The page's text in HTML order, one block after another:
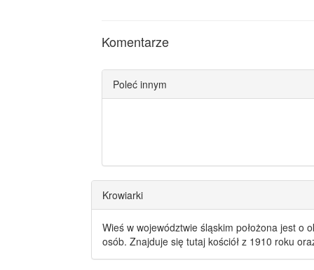
Komentarze
Poleć innym
Krowiarki
Wieś w województwie śląskim położona jest o
osób. Znajduje się tutaj kościół z 1910 roku